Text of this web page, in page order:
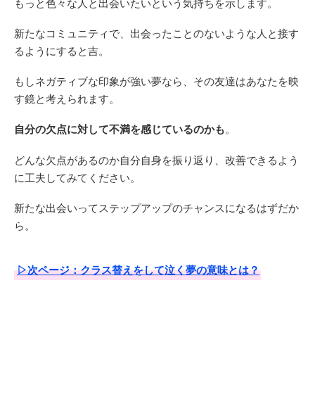
新たなコミュニティで、出会ったことのないような人と接す
るようにすると吉。
もしネガティブな印象が強い夢なら、その友達はあなたを映
す鏡と考えられます。
自分の欠点に対して不満を感じているのかも。
どんな欠点があるのか自分自身を振り返り、改善できるよう
に工夫してみてください。
新たな出会いってステップアップのチャンスになるはずだか
ら。
▷次ページ：クラス替えをして泣く夢の意味とは？